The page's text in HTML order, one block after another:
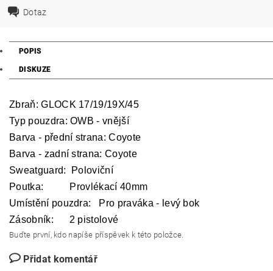
Dotaz
POPIS
DISKUZE
Zbraň: GLOCK 17/19/19X/45
Typ pouzdra: OWB - vnější
Barva - přední strana: Coyote
Barva - zadní strana: Coyote
Sweatguard: Poloviční
Poutka: Provlékací 40mm
Umístění pouzdra: Pro praváka - levý bok
Zásobník: 2 pistolové
Buďte první, kdo napíše příspěvek k této položce.
Přidat komentář